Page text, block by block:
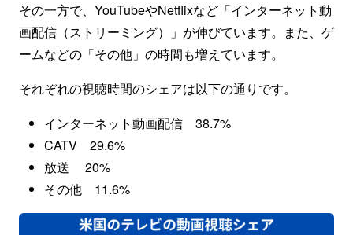
その一方で、YouTubeやNetflixなど「インターネット動
画配信（ストリーミング）」が伸びています。また、ゲ
ームなどの「その他」の時間も増えています。
それぞれの視聴時間のシェアは以下の通りです。
インターネット動画配信 38.7%
CATV 29.6%
放送 20%
その他 11.6%